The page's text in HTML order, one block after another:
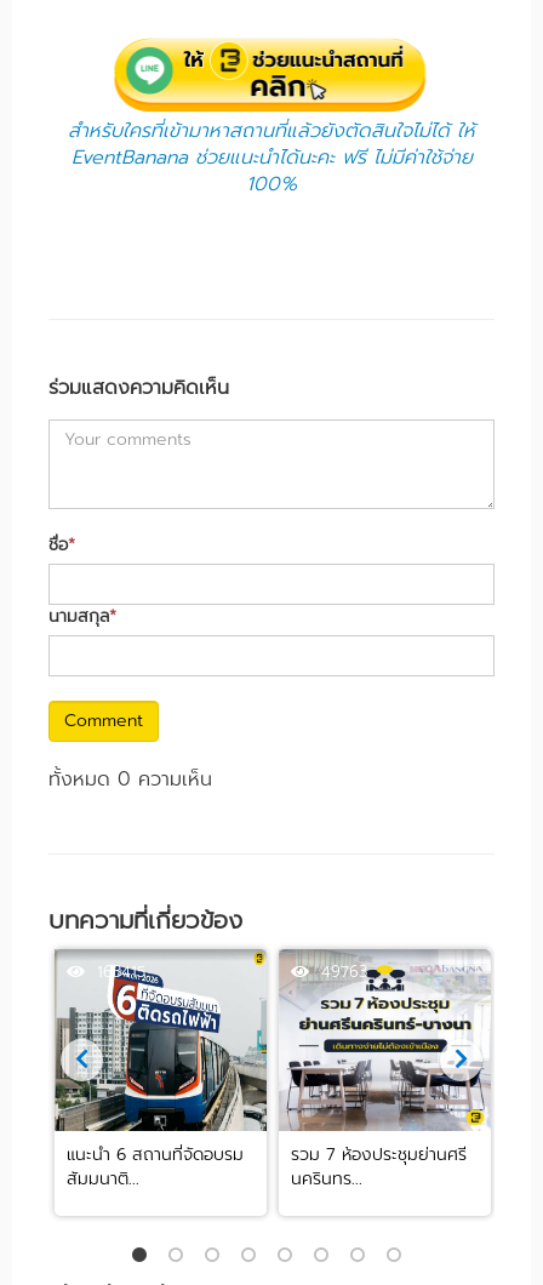
​สำหรับใครที่เข้ามาหาสถานที่แล้วยังตัดสินใจไม่ได้ ให้
EventBanana ช่วยแนะนำได้นะคะ ฟรี ไม่มีค่าใช้จ่าย
100%
ร่วมแสดงความคิดเห็น
ชื่อ*
นามสกุล*
Comment
ทั้งหมด 0 ความเห็น
บทความที่เกี่ยวข้อง
163415
แนะนำ 6 สถานที่จัดอบรม
สัมมนาติ...
49763
รวม 7 ห้องประชุมย่านศรี
นครินทร...